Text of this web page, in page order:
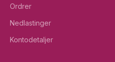
Ordrer
Nedlastinger
Kontodetaljer